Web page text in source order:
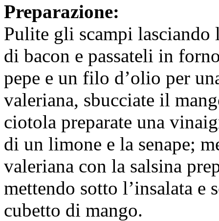
Preparazione:
Pulite gli scampi
di bacon e passateli in
pepe e un filo d’olio per
valeriana, sbucciate il
ciotola preparate una
di un limone e la senape;
valeriana con la salsina
mettendo sotto l’insalata e
cubetto di mango.